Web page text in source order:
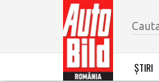
ȘTIRI